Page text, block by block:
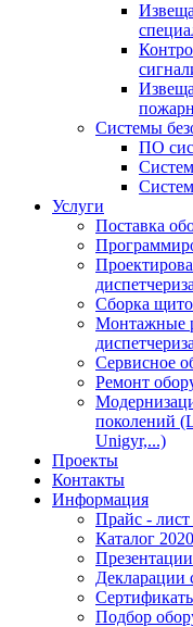
Системы
ПО
Услуги
Поставка
Сборка
Монтажные
Сервисное
Ремонт
поколений
Unigyr,...)
Проекты
Контакты
Информация
Прайс - лист
Каталог
Презентации
Декларации
Подбор